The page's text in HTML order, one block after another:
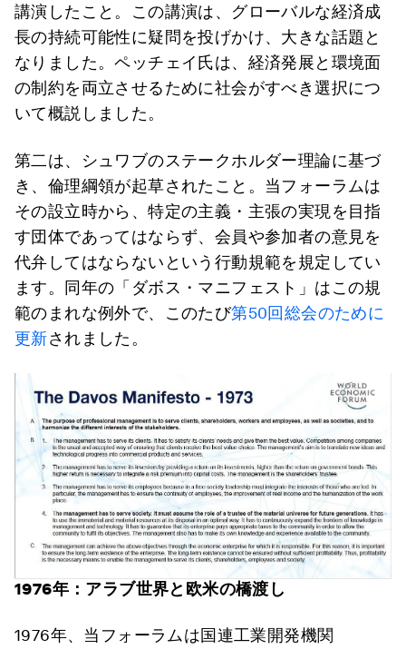
講演したこと。この講演は、グローバルな経済成
長の持続可能性に疑問を投げかけ、大きな話題と
なりました。ペッチェイ氏は、経済発展と環境面
の制約を両立させるために社会がすべき選択につ
いて概説しました。
第二は、シュワブのステークホルダー理論に基づ
き、倫理綱領が起草されたこと。当フォーラムは
その設立時から、特定の主義・主張の実現を目指
す団体であってはならず、会員や参加者の意見を
代弁してはならないという行動規範を規定してい
ます。同年の「ダボス・マニフェスト」はこの規
範のまれな例外で、このたび第50回総会のために
更新されました。
1976年：アラブ世界と欧米の橋渡し
1976年、当フォーラムは国連工業開発機関